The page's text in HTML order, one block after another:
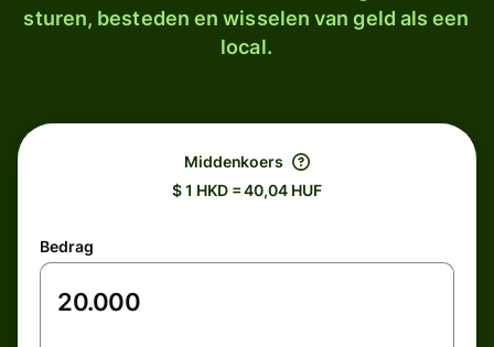
sturen, besteden en wisselen van geld als een
local.
Middenkoers
$ 1 HKD = 40,04 HUF
Bedrag